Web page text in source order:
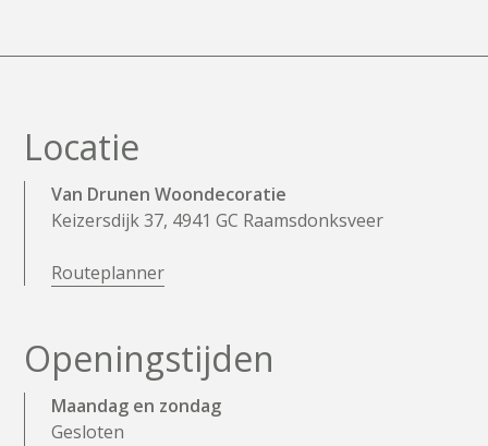
Locatie
Van Drunen Woondecoratie
Keizersdijk 37, 4941 GC Raamsdonksveer
Routeplanner
Openingstijden
Maandag en zondag
Gesloten